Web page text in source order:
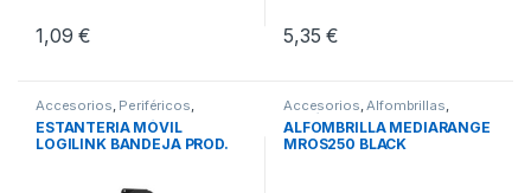
1,09€ 5,35€
Accesorios, Periféricos,
Soportes
ESTANTERIA MÓVIL
LOGILINK BANDEJA PROD.
Accesorios,Alfombrillas,
Periféricos
ALFOMBRILLA MEDIARANGE
MROS250 BLACK